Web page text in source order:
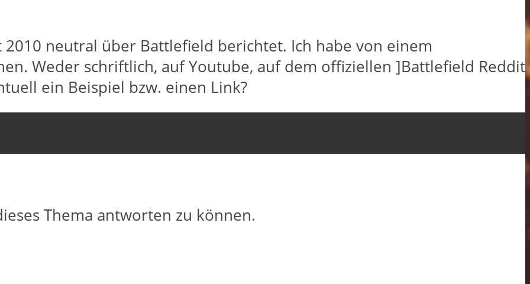
neutral über Battlefield berichtet. Ich habe von einem
Weder schriftlich, auf Youtube, auf dem offiziellen ]Battlefield Reddit
ein Beispiel bzw. einen Link?
Thema antworten zu können.